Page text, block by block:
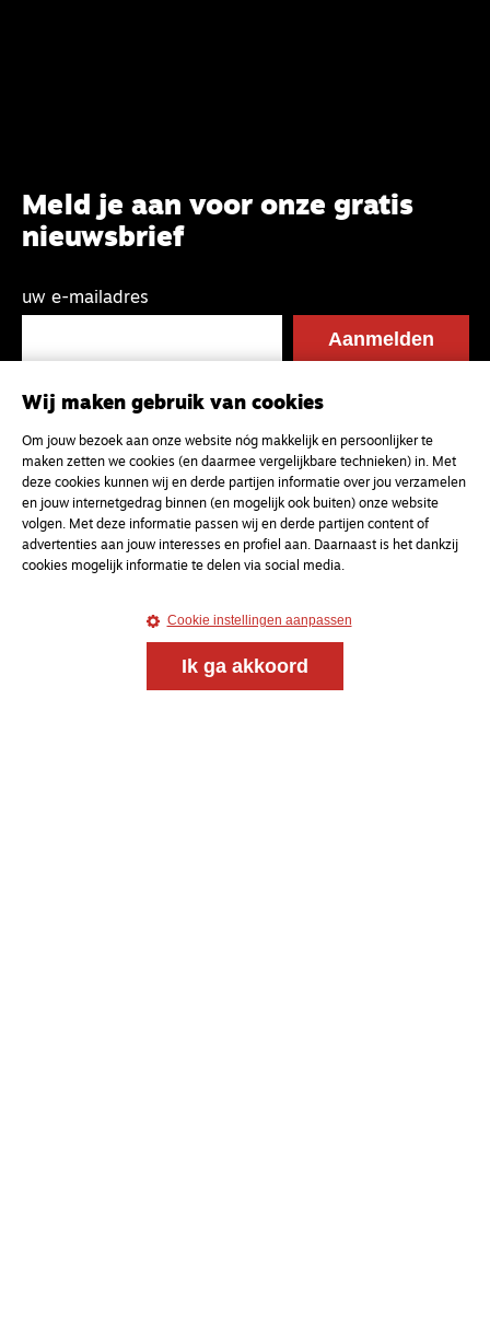
Meld je aan voor onze gratis
nieuwsbrief
uw e-mailadres
Wij maken gebruik van cookies
Om jouw bezoek aan onze website nóg makkelijk en persoonlijker te
maken zetten we cookies (en daarmee vergelijkbare technieken) in. Met
deze cookies kunnen wij en derde partijen informatie over jou verzamelen
en jouw internetgedrag binnen (en mogelijk ook buiten) onze website
volgen. Met deze informatie passen wij en derde partijen content of
advertenties aan jouw interesses en profiel aan. Daarnaast is het dankzij
cookies mogelijk informatie te delen via social media.
Cookie instellingen aanpassen
Ik ga akkoord